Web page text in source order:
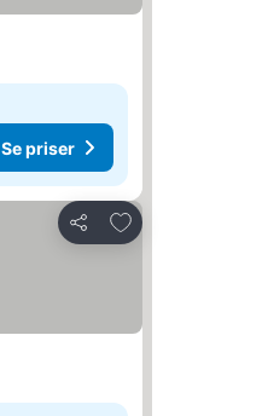
Se priser
Del
Legg til i favoritter